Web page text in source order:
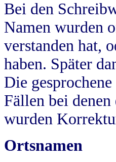
Bei den
Namen wurden
verstanden hat,
haben. Später
Die
Fällen bei
wurden
Ortsnamen